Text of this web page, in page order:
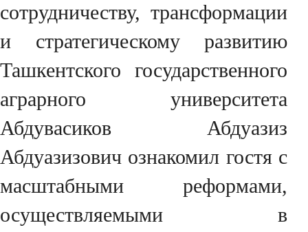
сотрудничеству, трансформации
и стратегическому развитию
Ташкентского государственного
аграрного университета
Абдувасиков Абдуазиз
Абдуазизович ознакомил гостя с
масштабными реформами,
осуществляемыми в